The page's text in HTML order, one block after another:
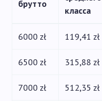
брутто
класса
6000 zł 119,41 zł
6500 zł 315,88 zł
7000 zł 512,35 zł